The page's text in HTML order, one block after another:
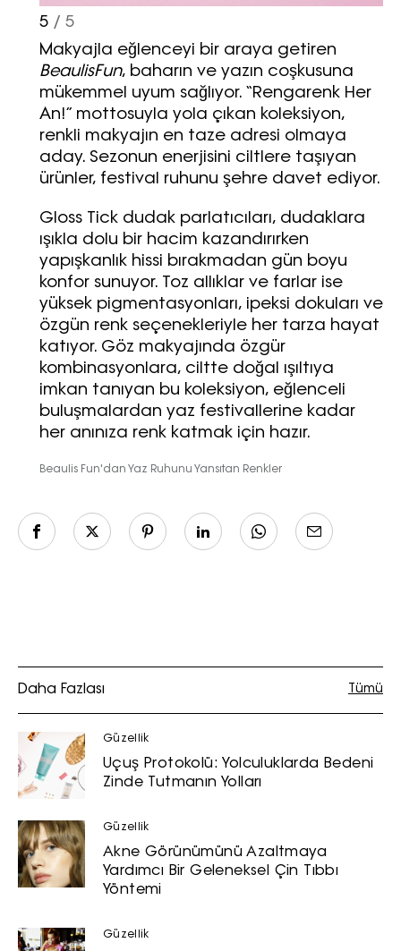
5 / 5
Makyajla eğlenceyi bir araya getiren
BeaulisFun, baharın ve yazın coşkusuna
mükemmel uyum sağlıyor. “Rengarenk Her
An!” mottosuyla yola çıkan koleksiyon,
renkli makyajın en taze adresi olmaya
aday. Sezonun enerjisini ciltlere taşıyan
ürünler, festival ruhunu şehre davet ediyor.
Gloss Tick dudak parlatıcıları, dudaklara
ışıkla dolu bir hacim kazandırırken
yapışkanlık hissi bırakmadan gün boyu
konfor sunuyor. Toz allıklar ve farlar ise
yüksek pigmentasyonları, ipeksi dokuları ve
özgün renk seçenekleriyle her tarza hayat
katıyor. Göz makyajında özgür
kombinasyonlara, ciltte doğal ışıltıya
imkan tanıyan bu koleksiyon, eğlenceli
buluşmalardan yaz festivallerine kadar
her anınıza renk katmak için hazır.
Beaulis Fun'dan Yaz Ruhunu Yansıtan Renkler
Daha Fazlası Tümü
Güzellik
Uçuş Protokolü: Yolculuklarda Bedeni
Zinde Tutmanın Yolları
Güzellik
Akne Görünümünü Azaltmaya
Yardımcı Bir Geleneksel Çin Tıbbı
Yöntemi
Güzellik